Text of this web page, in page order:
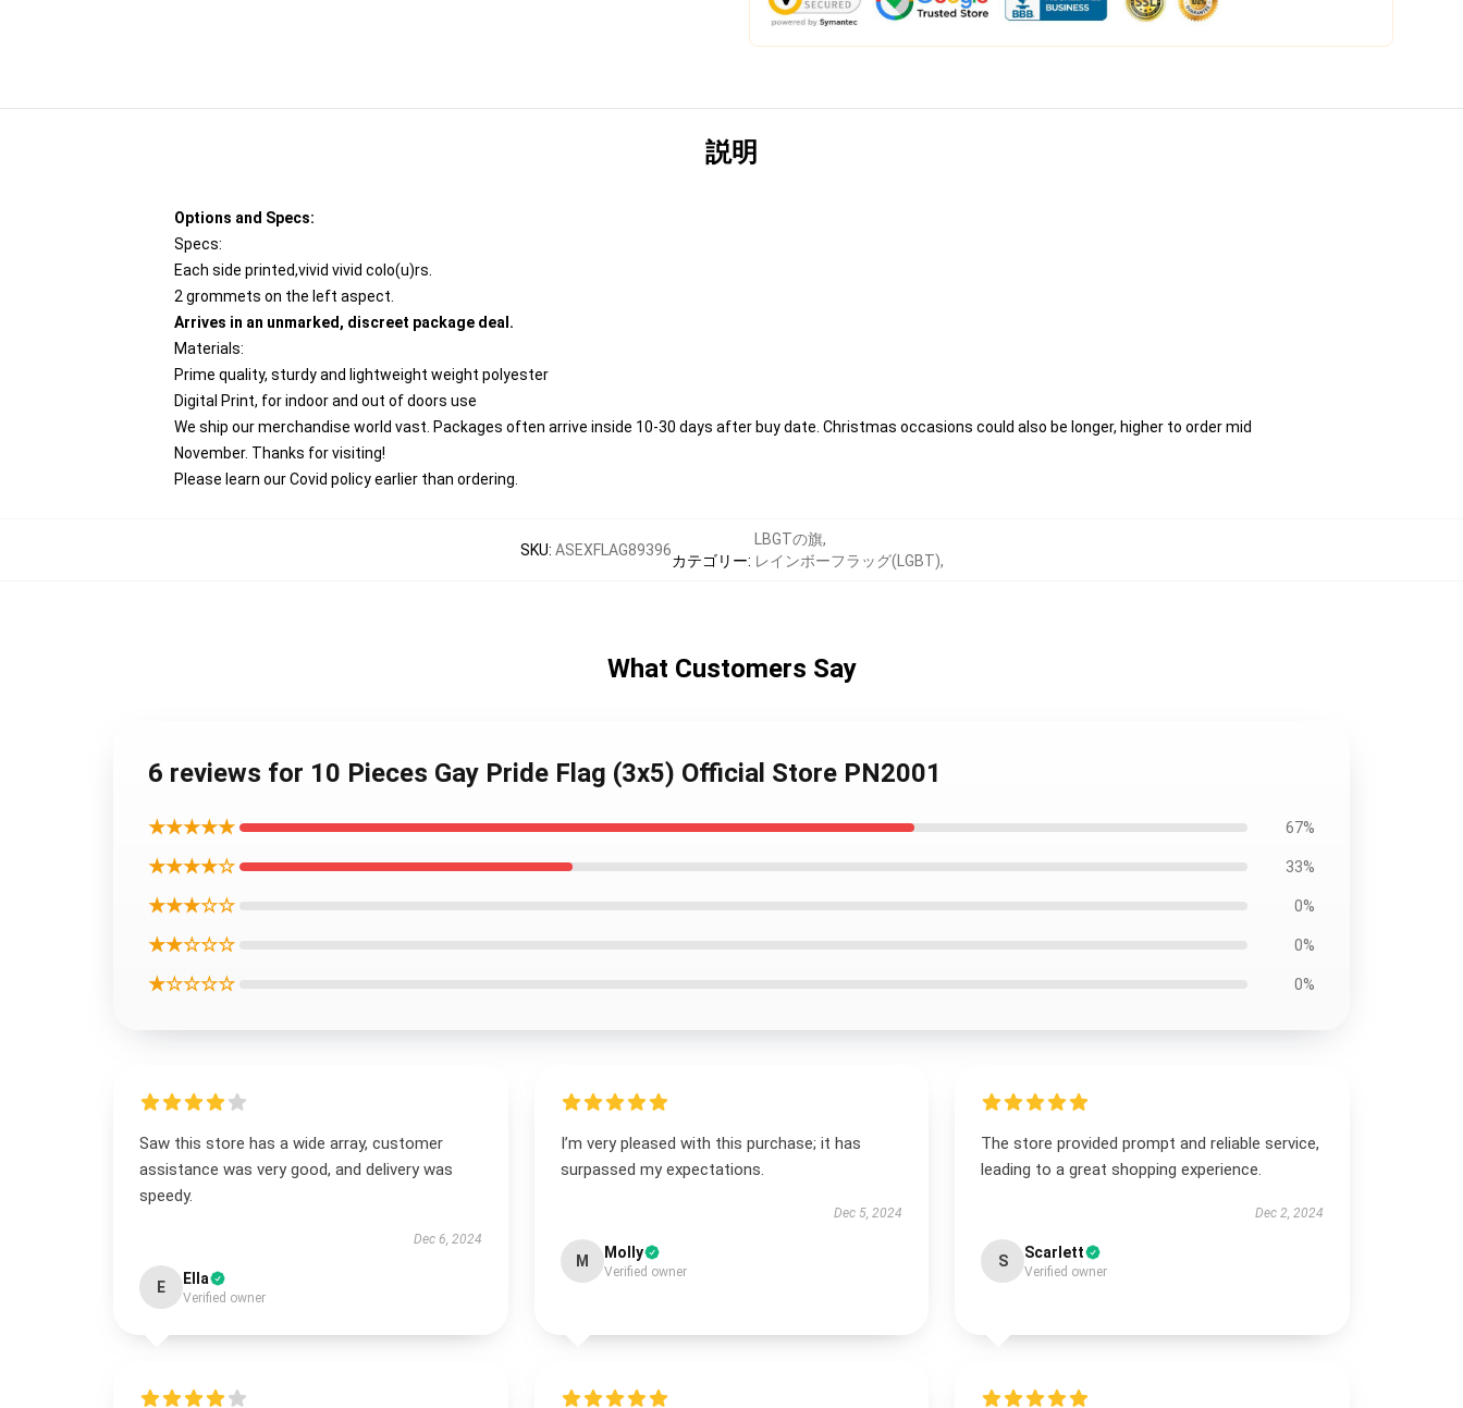
説明
Options and Specs:
Specs:
Each side printed,vivid vivid colo(u)rs.
2 grommets on the left aspect.
Arrives in an unmarked, discreet package deal.
Materials:
Prime quality, sturdy and lightweight weight polyester
Digital Print, for indoor and out of doors use
We ship our merchandise world vast. Packages often arrive inside 10-30 days after buy date. Christmas occasions could also be longer, higher to order mid
November. Thanks for visiting!
Please learn our Covid policyearlier than ordering.
SKU: ASEXFLAG89396
カテゴリー:
LBGTの旗,
レインボーフラッグ(LGBT),
What Customers Say
6 reviews for 10 Pieces Gay Pride Flag (3x5) Official Store PN2001
★★★★★ 67%
★★★★☆ 33%
★★★☆☆ 0%
★★☆☆☆ 0%
★☆☆☆☆ 0%
Saw this store has a wide array, customer
assistance was very good, and delivery was
speedy.
Dec 6, 2024
E Ella
Verified owner
I’m very pleased with this purchase; it has
surpassed my expectations.
Dec 5, 2024
M Molly
Verified owner
The store provided prompt and reliable service,
leading to a great shopping experience.
Dec 2, 2024
S Scarlett
Verified owner